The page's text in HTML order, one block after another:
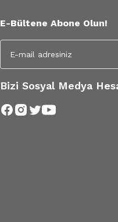
E-Bültene Abone Olun!
Bizi Sosyal Medya